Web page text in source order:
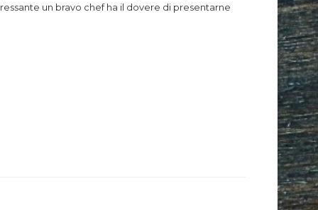
un bravo chef ha il dovere di presentarne